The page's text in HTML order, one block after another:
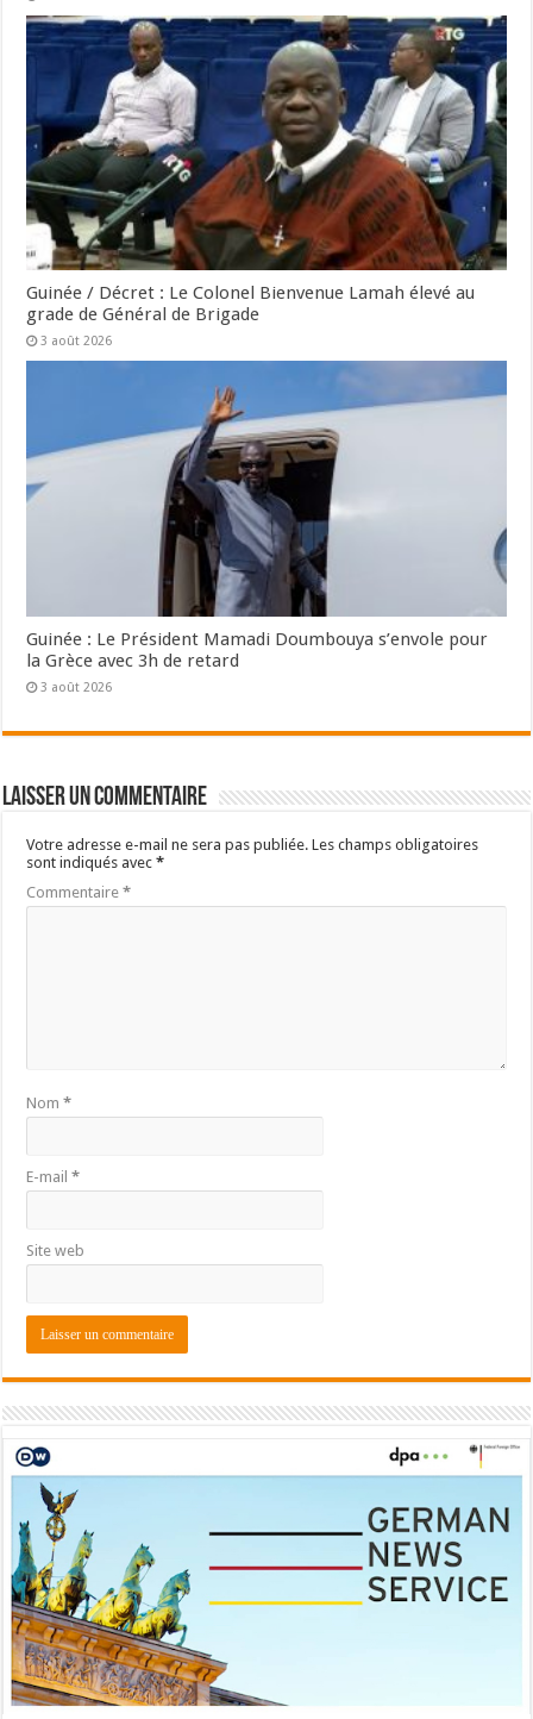
Guinée / Décret : Le Colonel Bienvenue Lamah élevé au
grade de Général de Brigade
3 août 2026
Guinée : Le Président Mamadi Doumbouya s’envole pour
la Grèce avec 3h de retard
3 août 2026
Laisser un commentaire
Votre adresse e-mail ne sera pas publiée. Les champs obligatoires
sont indiqués avec*
Commentaire*
Nom*
E-mail*
Site web